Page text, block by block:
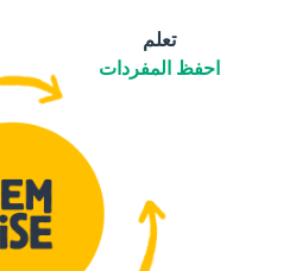
تعلم
احفظ المفردات